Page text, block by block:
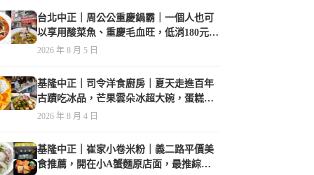
台北中正｜周公公重慶鍋霸｜一個人也可
以享用酸菜魚、重慶毛血旺，低消180元，
珍珠奶茶免費喝到爽
2026 年 8 月 5 日
基隆中正｜司令洋食廚房｜夏天走進百年
古蹟吃冰品，芒果雲朵冰超大碗，蛋糕、
甜點及炸物都在水準之上
2026 年 8 月 4 日
基隆中正｜崔家小卷米粉｜義二路平價美
食推薦，開在小A蟹麵原店面，最推綜合